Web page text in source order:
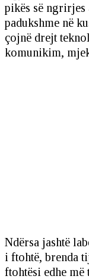
pikës së ngrirjes
padukshme në
çojnë drejt
komunikim,
Ndërsa jashtë
i ftohtë, brenda
ftohtësi edhe